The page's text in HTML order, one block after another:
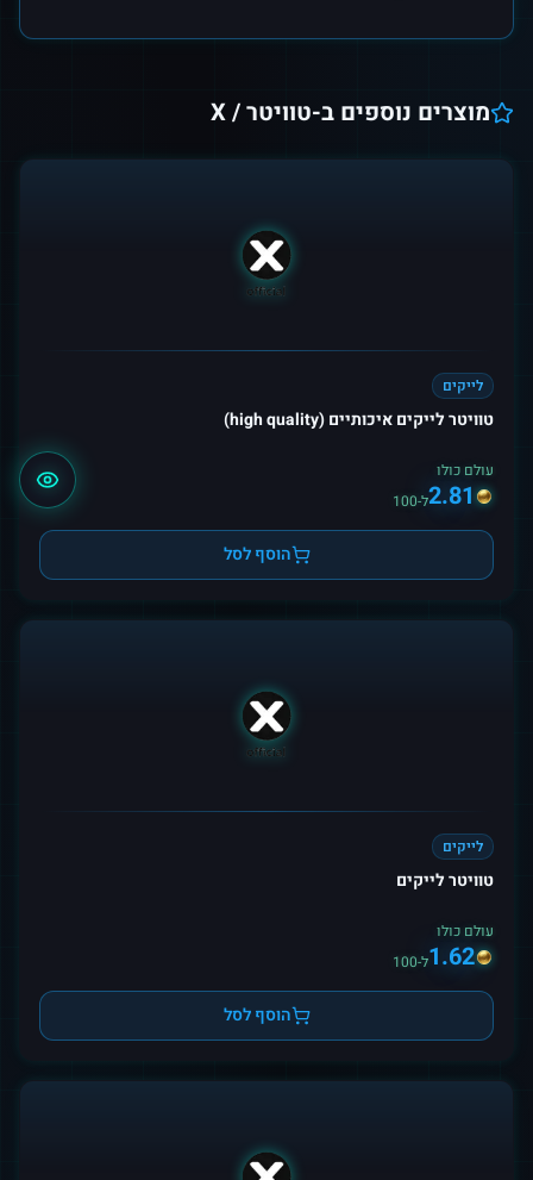
מוצרים נוספים ב-טוויטר / X
לייקים
טוויטר לייקים איכותיים (high quality)
עולם כולו
2.81ל-100
הוסף לסל
לייקים
טוויטר לייקים
עולם כולו
1.62ל-100
הוסף לסל